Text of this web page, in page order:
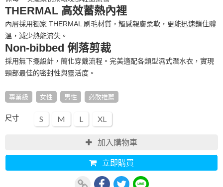
THERMAL 高效蓄熱內裡
內層採用獨家 THERMAL 刷毛材質，觸感親膚柔軟，更能迅速鎖住體
溫，減少熱能流失。
Non-bibbed 俐落剪裁
採用無下擺設計，簡化穿戴流程。完美適配各類型濕式潛水衣，實現
頸部最佳的密封性與靈活度。
專業級 女性 男性 必敗推薦
尺寸 S M L XL
加入購物車
立即購買